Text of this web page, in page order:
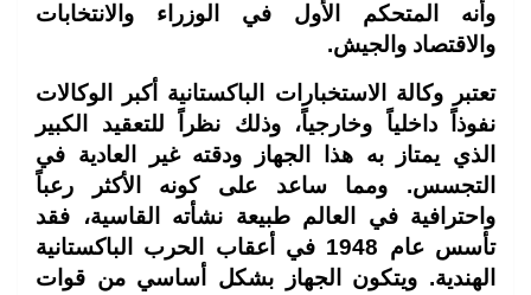
وأنه المتحكم الأول في الوزراء والانتخابات
والاقتصاد والجيش.
تعتبر وكالة الاستخبارات الباكستانية أكبر الوكالات
نفوذاً داخلياً وخارجياً، وذلك نظراً للتعقيد الكبير
الذي يمتاز به هذا الجهاز ودقته غير العادية في
التجسس. ومما ساعد على كونه الأكثر رعباً
واحترافية في العالم طبيعة نشأته القاسية، فقد
تأسس عام 1948 في أعقاب الحرب الباكستانية
الهندية. ويتكون الجهاز بشكل أساسي من قوات